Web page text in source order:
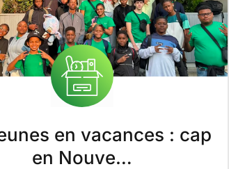
en vacances : cap
en Nouve…